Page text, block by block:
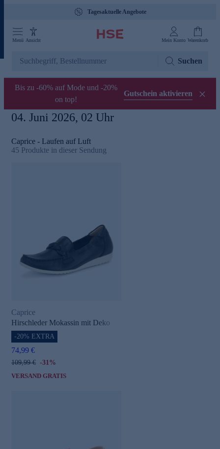
Tagesaktuelle Angebote
Menü Ansicht Mein Konto Warenkorb
Suchen
Bis zu -60% auf Mode und -20%
on top!
Gutschein aktivieren
04. Juni 2026, 02 Uhr
Caprice - Laufen auf Luft
45 Produkte in dieser Sendung
Caprice
Hirschleder Mokassin mit Deko
-20% EXTRA
74,99 €
109,99 € -31%
VERSAND GRATIS